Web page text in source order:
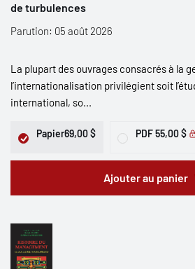
de turbulences
Parution: 05 août 2026
La plupart des ouvrages consacrés à la
l’internationalisation privilégient soit
international, so...
Papier69,00 $ PDF 55,00 $
Ajouter au panier